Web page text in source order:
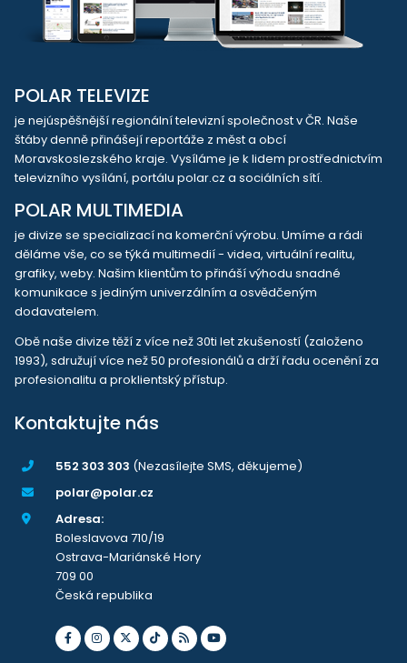
POLAR TELEVIZE
je nejúspěšnější regionální televizní společnost v ČR. Naše
štáby denně přinášejí reportáže z měst a obcí
Moravskoslezského kraje. Vysíláme je k lidem prostřednictvím
televizního vysílání, portálu polar.cz a sociálních sítí.
POLAR MULTIMEDIA
je divize se specializací na komerční výrobu. Umíme a rádi
děláme vše, co se týká multimedií - videa, virtuální realitu,
grafiky, weby. Našim klientům to přináší výhodu snadné
komunikace s jediným univerzálním a osvědčeným
dodavatelem.
Obě naše divize těží z více než 30ti let zkušeností (založeno
1993), sdružují více než 50 profesionálů a drží řadu ocenění za
profesionalitu a proklientský přístup.
Kontaktujte nás
552 303 303 (Nezasílejte SMS, děkujeme)
polar@polar.cz
Adresa:
Boleslavova 710/19
Ostrava-Mariánské Hory
709 00
Česká republika